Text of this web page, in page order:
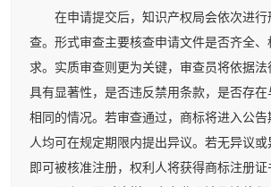
在申请提交后，知识产权局会依次进行
查。形式审查主要核查申请文件是否齐全
求。实质审查则更为关键，审查员将依据
具有显著性，是否违反禁用条款，是否存
相同的情况。若审查通过，商标将进入公
人均可在规定期限内提出异议。若无异议
即可被核准注册，权利人将获得商标注册证